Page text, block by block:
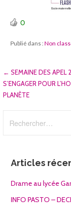
0
Publié dans :Non
Navigation
de
← SEMAINE DES APEL
S’ENGAGER POUR
PLANÈTE
Articles
Drame au lycée
INFO PASTO –